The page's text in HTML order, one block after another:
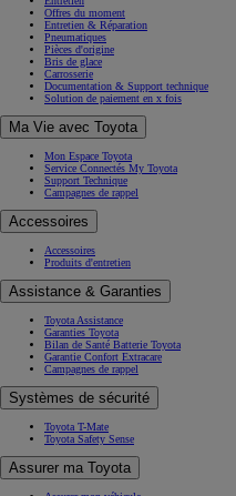
Entretien
Offres du moment
Entretien & Réparation
Pneumatiques
Pièces d'origine
Bris de glace
Carrosserie
Documentation & Support technique
Solution de paiement en x fois
Ma Vie avec Toyota
Mon Espace Toyota
Service Connectés My Toyota
Support Technique
Campagnes de rappel
Accessoires
Accessoires
Produits d'entretien
Assistance & Garanties
Toyota Assistance
Garanties Toyota
Bilan de Santé Batterie Toyota
Garantie Confort Extracare
Campagnes de rappel
Systèmes de sécurité
Toyota T-Mate
Toyota Safety Sense
Assurer ma Toyota